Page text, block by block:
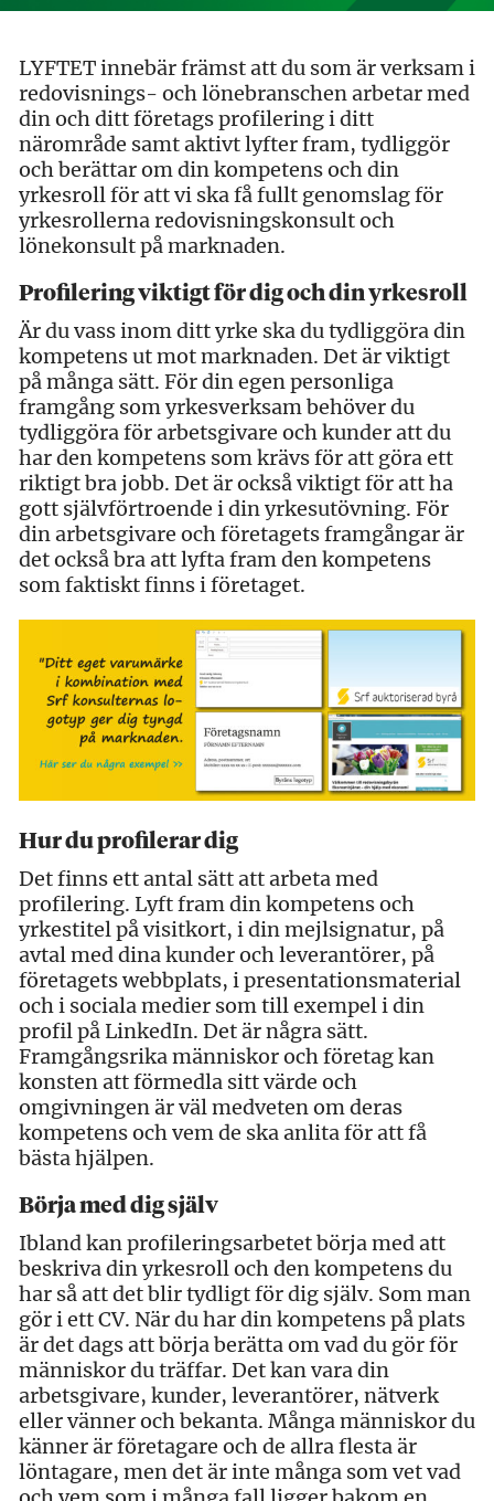
LYFTET innebär främst att du som är verksam i
redovisnings- och lönebranschen arbetar med
din och ditt företags profilering i ditt
närområde samt aktivt lyfter fram, tydliggör
och berättar om din kompetens och din
yrkesroll för att vi ska få fullt genomslag för
yrkesrollerna redovisningskonsult och
lönekonsult på marknaden.
Profilering viktigt för dig och din yrkesroll
Är du vass inom ditt yrke ska du tydliggöra din
kompetens ut mot marknaden. Det är viktigt
på många sätt. För din egen personliga
framgång som yrkesverksam behöver du
tydliggöra för arbetsgivare och kunder att du
har den kompetens som krävs för att göra ett
riktigt bra jobb. Det är också viktigt för att ha
gott självförtroende i din yrkesutövning. För
din arbetsgivare och företagets framgångar är
det också bra att lyfta fram den kompetens
som faktiskt finns i företaget.
Hur du profilerar dig
Det finns ett antal sätt att arbeta med
profilering. Lyft fram din kompetens och
yrkestitel på visitkort, i din mejlsignatur, på
avtal med dina kunder och leverantörer, på
företagets webbplats, i presentationsmaterial
och i sociala medier som till exempel i din
profil på LinkedIn. Det är några sätt.
Framgångsrika människor och företag kan
konsten att förmedla sitt värde och
omgivningen är väl medveten om deras
kompetens och vem de ska anlita för att få
bästa hjälpen.
Börja med dig själv
Ibland kan profileringsarbetet börja med att
beskriva din yrkesroll och den kompetens du
har så att det blir tydligt för dig själv. Som man
gör i ett CV. När du har din kompetens på plats
är det dags att börja berätta om vad du gör för
människor du träffar. Det kan vara din
arbetsgivare, kunder, leverantörer, nätverk
eller vänner och bekanta. Många människor du
känner är företagare och de allra flesta är
löntagare, men det är inte många som vet vad